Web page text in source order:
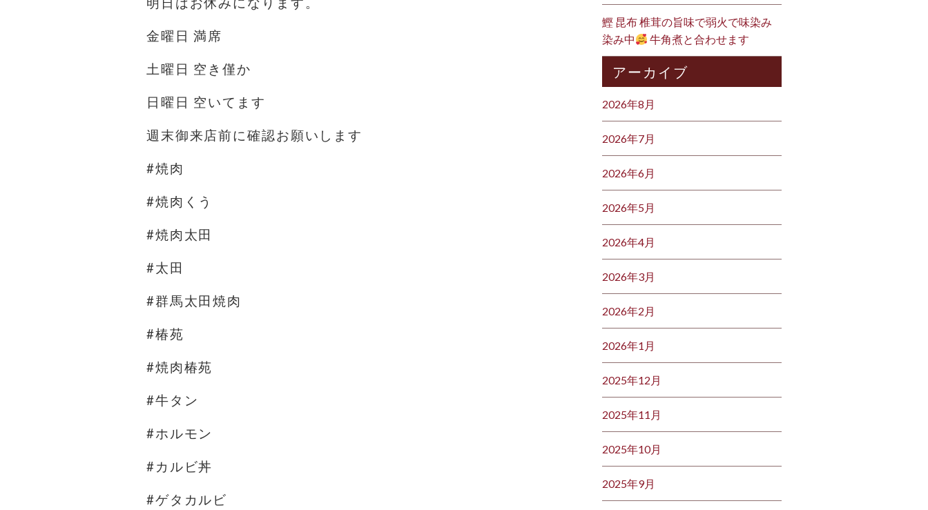
金曜日 満席
土曜日 空き僅か
日曜日 空いてます
週末御来店前に確認お願いします
#焼肉
#焼肉くう
#焼肉太田
#太田
#群馬太田焼肉
#椿苑
#焼肉椿苑
#牛タン
#ホルモン
#カルビ丼
#ゲタカルビ
鰹 昆布 椎茸の旨味で弱火で味染み
染み中
牛角煮と合わせます
アーカイブ
2026年8月
2026年7月
2026年6月
2026年5月
2026年4月
2026年3月
2026年2月
2026年1月
2025年12月
2025年11月
2025年10月
2025年9月